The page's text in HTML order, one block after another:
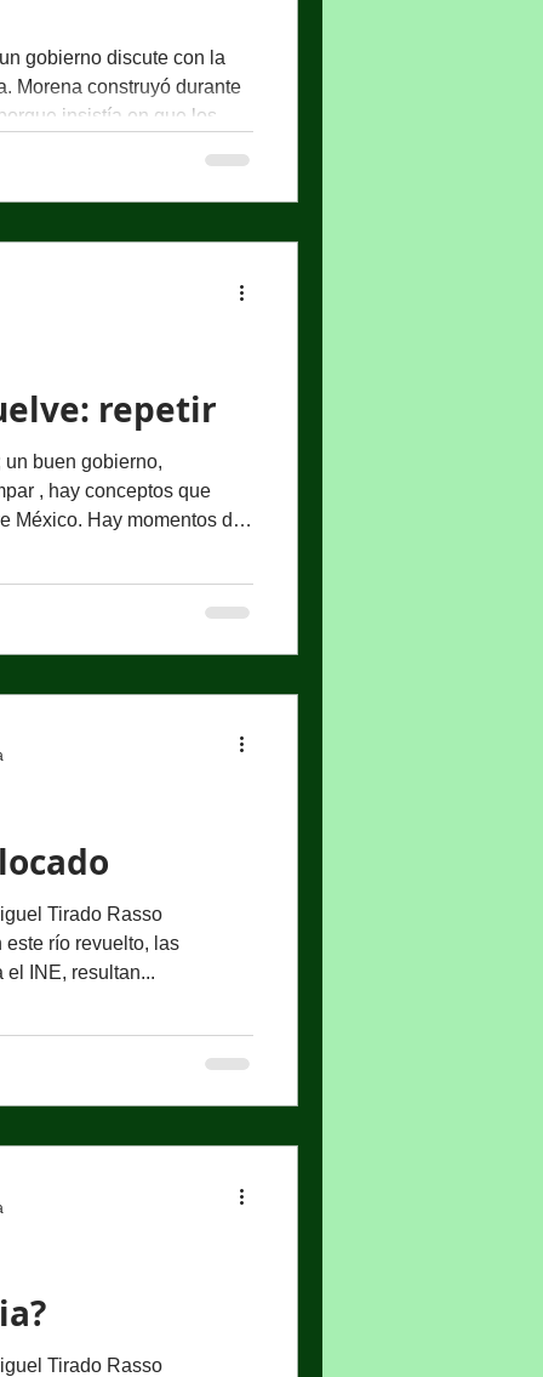
gobierno discute con la
Morena construyó durante
insistía en que los
la inseguridad, la
q
repetir
un buen gobierno,
México. Hay momentos de
la conferencia de la
gubernamental para la o
Tirado Rasso
este río revuelto, las
el INE, resultan...
Tirado Rasso